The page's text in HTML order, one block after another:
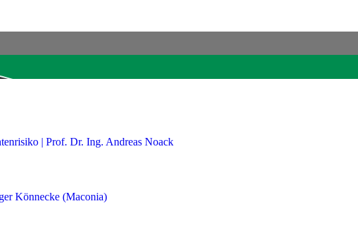
| Prof. Dr. Ing. Andreas Noack
Könnecke (Maconia)